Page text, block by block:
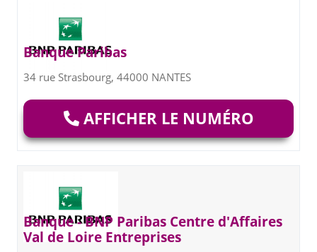
Banque Paribas
34 rue Strasbourg, 44000 NANTES
AFFICHER LE NUMÉRO
Banque - BNP Paribas Centre d'Affaires
Val de Loire Entreprises